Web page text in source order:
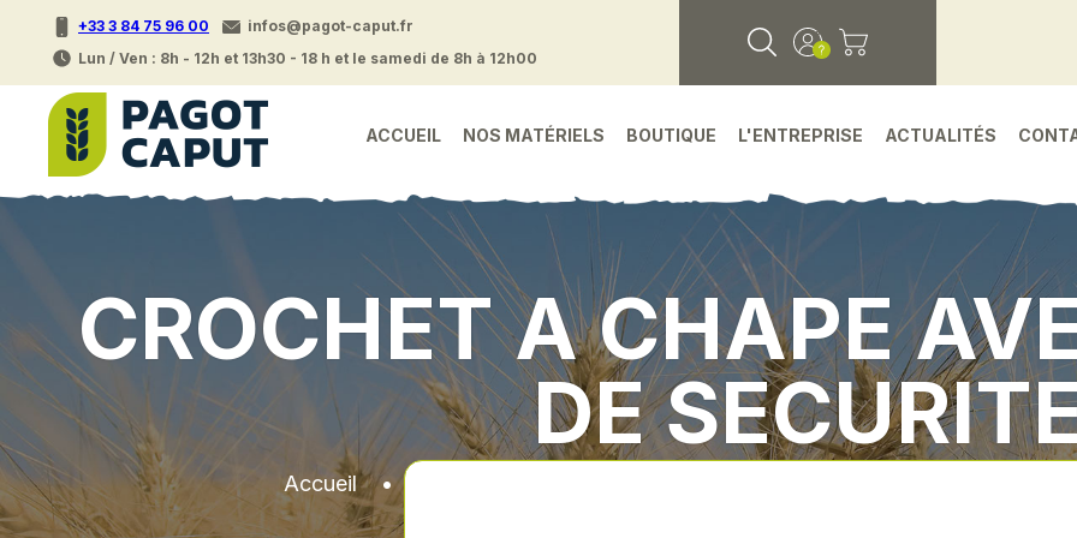
+33 3 84 75 96 00
infos@pagot-caput.fr
Lun / Ven : 8h - 12h et 13h30 - 18 h et le samedi de 8h à 12h00
ACCUEIL NOS MATÉRIELS BOUTIQUE L'ENTREPRISE ACTUALITÉS
CROCHET A CHAPE
DE
Accueil• Crochet a